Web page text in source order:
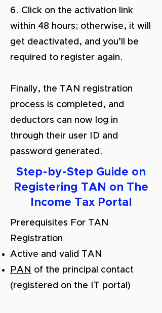
6. Click on the activation link
within 48 hours; otherwise, it will
get deactivated, and you’ll be
required to register again.
Finally, the TAN registration
process is completed, and
deductors can now log in
through their user ID and
password generated.
Step-by-Step Guide on
Registering TAN on The
Income Tax Portal
Prerequisites For TAN
Registration
Active and valid TAN
PAN of the principal contact
(registered on the IT portal)